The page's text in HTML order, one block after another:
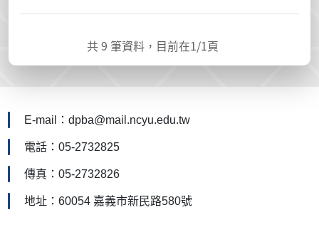
共9 筆資料，目前在1/1頁
E-mail：dpba@mail.ncyu.edu.tw
電話：05-2732825
傳真：05-2732826
地址：60054 嘉義市新民路580號